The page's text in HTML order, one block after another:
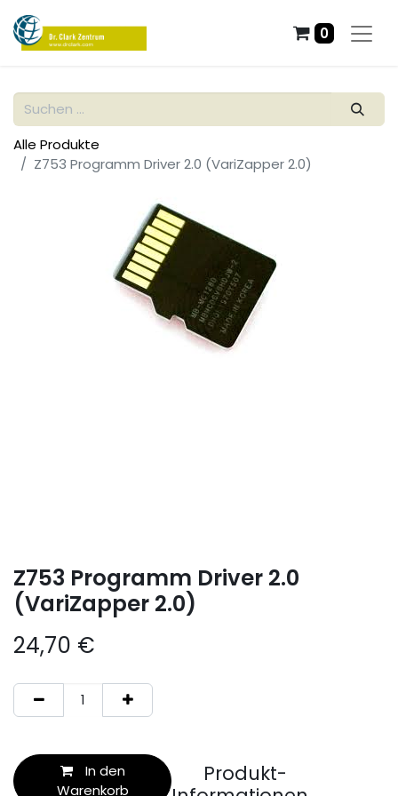
0
Alle Produkte
Z753 Programm Driver 2.0 (VariZapper 2.0)
Z753 Programm Driver 2.0
(VariZapper 2.0)
24,70 €
In den
Warenkorb
Produkt-